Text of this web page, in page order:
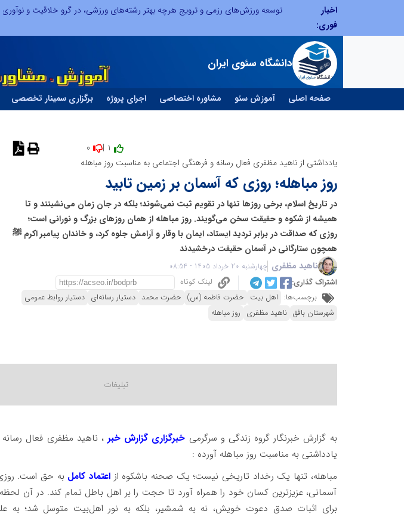
اخبار
فوری:
توسعه ورزش‌های رزمی و ترویج هرچه بهتر رشته‌های ورزشی، در گرو خلاقیت و نوآوری است
دانشگاه سئوی ایران
صفحه اصلی آموزش سئو مشاوره اختصاصی اجرای پروژه برگزاری سمینار تخصصی
یادداشتی از ناهید مظفری فعال رسانه و فرهنگی اجتماعی به مناسبت روز مباهله
روز مباهله؛ روزی که آسمان بر زمین تابید
در تاریخ اسلام، برخی روزها تنها در تقویم ثبت نمی‌شوند؛ بلکه در جان زمان می‌نشینند و تا
همیشه از شکوه و حقیقت سخن می‌گویند. روز مباهله از همان روزهای بزرگ و نورانی است؛
روزی که صداقت در برابر تردید ایستاد، ایمان با وقار و آرامش جلوه کرد، و خاندان پیامبر اکرم ﷺ
همچون ستارگانی در آسمان حقیقت درخشیدند
ناهید مظفری چهارشنبه 20 خرداد 1405 - 08:54
اشتراک گذاری:
لینک کوتاه
برچسب‌ها: اهل بیت حضرت فاطمه (س) حضرت محمد دستیار رسانه‌ای دستیار روابط عمومی
شهرستان بافق ناهید مظفری روز مباهله
به گزارش خبرنگار گروه زندگی و سرگرمی خبرگزاری گزارش خبر، ناهید مظفری فعال
یادداشتی به مناسبت روز مباهله آورده :
مباهله، تنها یک رخداد تاریخی نیست؛ یک صحنه باشکوه از اعتماد کامل به حق است. روزی
آسمانی، عزیزترین کسان خود را همراه آورد تا حجت را بر اهل باطل تمام کند. در آن
برای اثبات صدق دعوت خویش، نه به شمشیر، بلکه به نور اهل‌بیت متوسل شد؛